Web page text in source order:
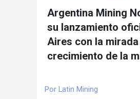
Argentina Mining
su lanzamiento
Aires con la
crecimiento de la
Por Latin Mining